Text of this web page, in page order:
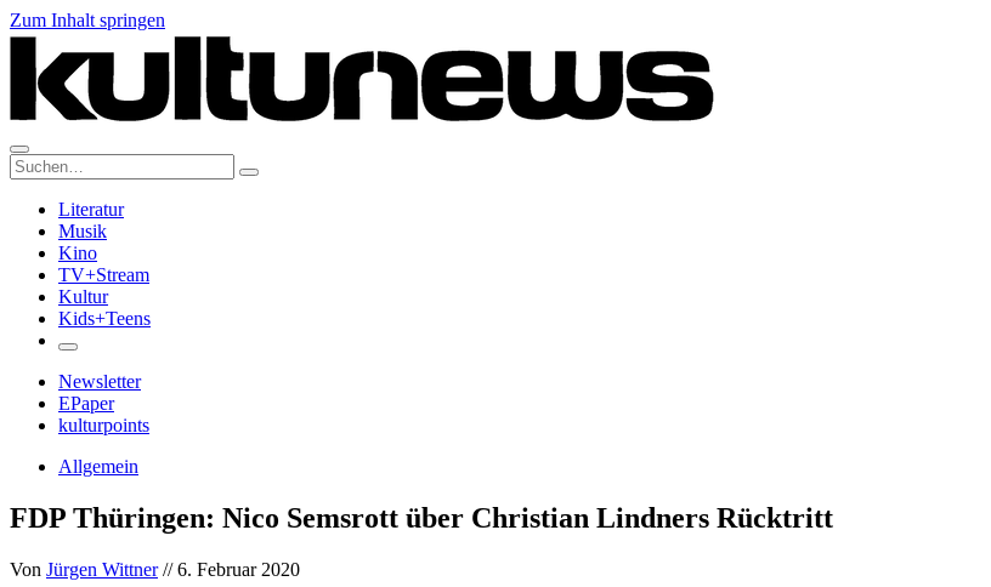
Zum Inhalt springen
Suche:
Literatur
Musik
Kino
TV+Stream
Kultur
Kids+Teens
Newsletter
EPaper
kulturpoints
Allgemein
FDP Thüringen: Nico Semsrott über Christian Lindners Rücktritt
Von Jürgen Wittner// 6. Februar 2020